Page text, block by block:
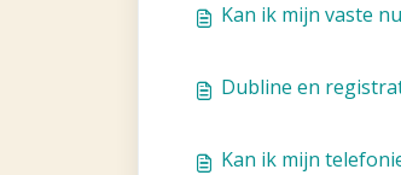
Kan ik mijn vaste
Dubline en
Kan ik mijn